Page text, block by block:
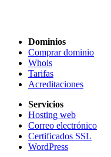
Dominios
Comprar dominio
Whois
Tarifas
Acreditaciones
Servicios
Hosting web
Correo electrónico
Certificados SSL
WordPress